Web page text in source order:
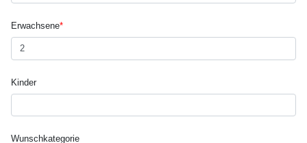
Erwachsene*
Kinder
Wunsch­kategorie